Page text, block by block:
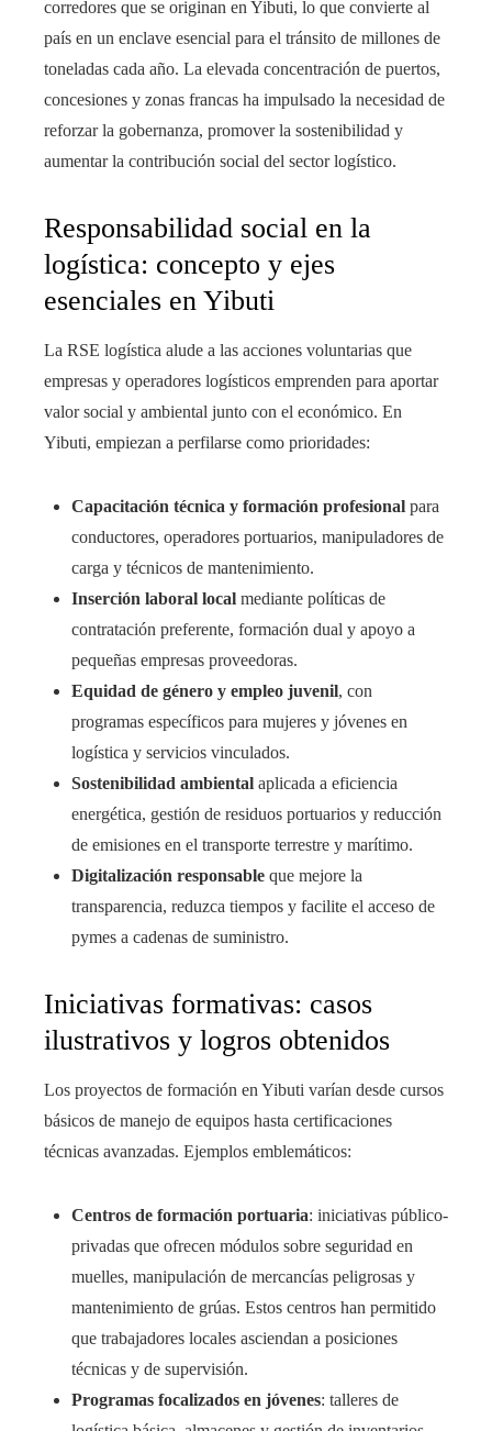
corredores que se originan en Yibuti, lo que convierte al
país en un enclave esencial para el tránsito de millones de
toneladas cada año. La elevada concentración de puertos,
concesiones y zonas francas ha impulsado la necesidad de
reforzar la gobernanza, promover la sostenibilidad y
aumentar la contribución social del sector logístico.
Responsabilidad social en la
logística: concepto y ejes
esenciales en Yibuti
La RSE logística alude a las acciones voluntarias que
empresas y operadores logísticos emprenden para aportar
valor social y ambiental junto con el económico. En
Yibuti, empiezan a perfilarse como prioridades:
Capacitación técnica y formación profesional para
conductores, operadores portuarios, manipuladores de
carga y técnicos de mantenimiento.
Inserción laboral local mediante políticas de
contratación preferente, formación dual y apoyo a
pequeñas empresas proveedoras.
Equidad de género y empleo juvenil, con
programas específicos para mujeres y jóvenes en
logística y servicios vinculados.
Sostenibilidad ambiental aplicada a eficiencia
energética, gestión de residuos portuarios y reducción
de emisiones en el transporte terrestre y marítimo.
Digitalización responsable que mejore la
transparencia, reduzca tiempos y facilite el acceso de
pymes a cadenas de suministro.
Iniciativas formativas: casos
ilustrativos y logros obtenidos
Los proyectos de formación en Yibuti varían desde cursos
básicos de manejo de equipos hasta certificaciones
técnicas avanzadas. Ejemplos emblemáticos:
Centros de formación portuaria: iniciativas público-
privadas que ofrecen módulos sobre seguridad en
muelles, manipulación de mercancías peligrosas y
mantenimiento de grúas. Estos centros han permitido
que trabajadores locales asciendan a posiciones
técnicas y de supervisión.
Programas focalizados en jóvenes: talleres de